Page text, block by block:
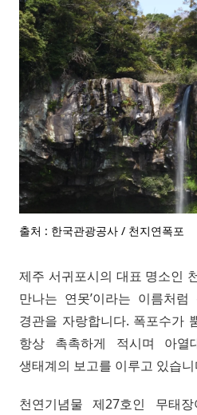
출처 : 한국관광공사 / 천지연폭포
제주 서귀포시의 대표 명소인
만나는 연못’이라는 이름처
경관을 자랑합니다. 폭포수가
항상 촉촉하게 적시며 아열
생태계의 보고를 이루고 있습니
천연기념물 제27호인 무태